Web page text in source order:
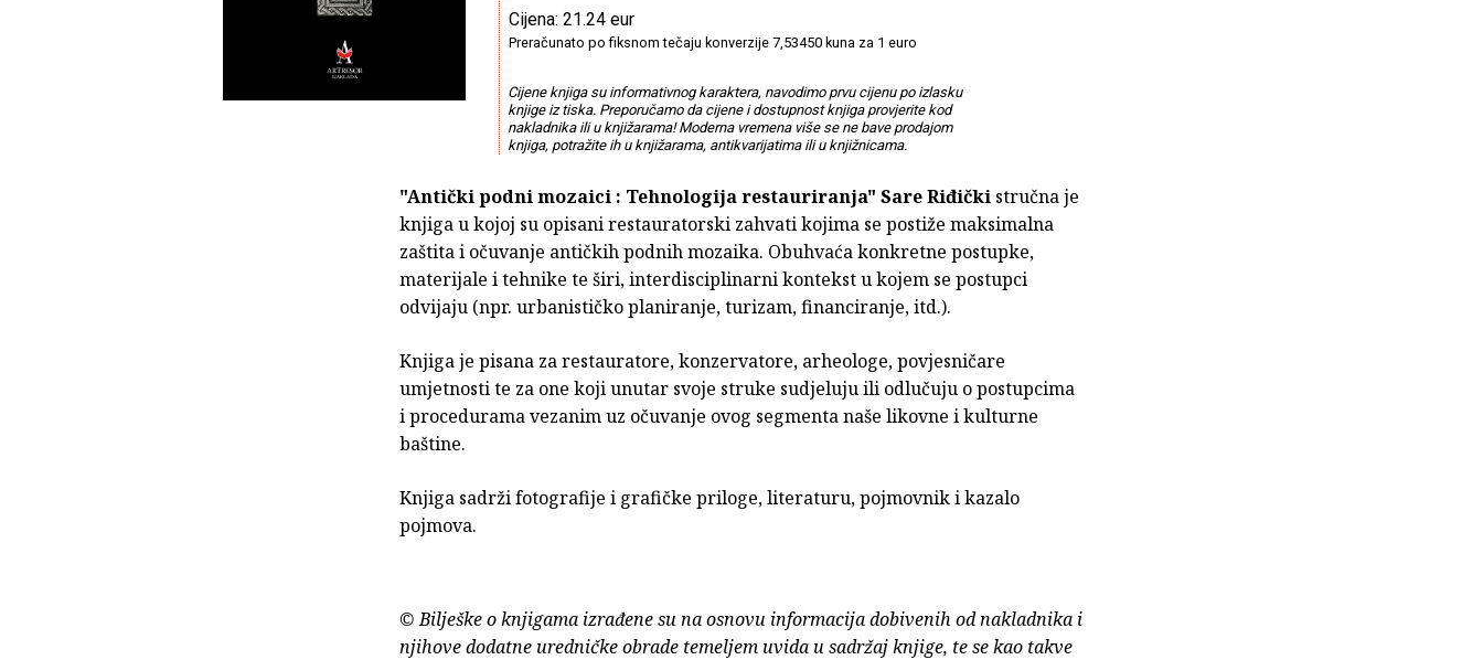
Cijena: 21.24 eur
Preračunato po fiksnom tečaju konverzije 7,53450 kuna za 1 euro
Cijene knjiga su informativnog karaktera, navodimo prvu cijenu po izlasku
knjige iz tiska. Preporučamo da cijene i dostupnost knjiga provjerite kod
nakladnika ili u knjižarama! Moderna vremena više se ne bave prodajom
knjiga, potražite ih u knjižarama, antikvarijatima ili u knjižnicama.
"Antički podni mozaici : Tehnologija restauriranja" Sare Riđički stručna je
knjiga u kojoj su opisani restauratorski zahvati kojima se postiže maksimalna
zaštita i očuvanje antičkih podnih mozaika. Obuhvaća konkretne postupke,
materijale i tehnike te širi, interdisciplinarni kontekst u kojem se postupci
odvijaju (npr. urbanističko planiranje, turizam, financiranje, itd.).
Knjiga je pisana za restauratore, konzervatore, arheologe, povjesničare
umjetnosti te za one koji unutar svoje struke sudjeluju ili odlučuju o postupcima
i procedurama vezanim uz očuvanje ovog segmenta naše likovne i kulturne
baštine.
Knjiga sadrži fotografije i grafičke priloge, literaturu, pojmovnik i kazalo
pojmova.
© Bilješke o knjigama izrađene su na osnovu informacija dobivenih od nakladnika i
njihove dodatne uredničke obrade temeljem uvida u sadržaj knjige, te se kao takve